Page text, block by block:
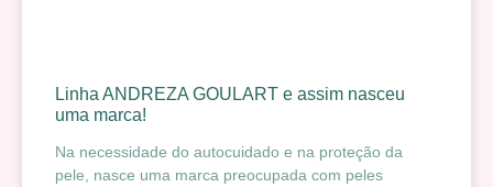
Linha ANDREZA GOULART e assim nasceu
uma marca!
Na necessidade do autocuidado e na proteção da
pele, nasce uma marca preocupada com peles